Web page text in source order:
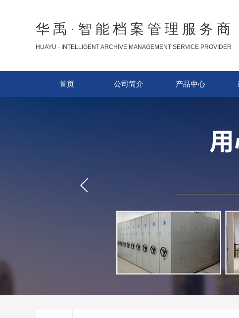
华禹·智能档案管理服务商
HUAYU · INTELLIGENT ARCHIVE MANAGEMENT SERVICE PROVIDER
首页 公司简介 产品中心